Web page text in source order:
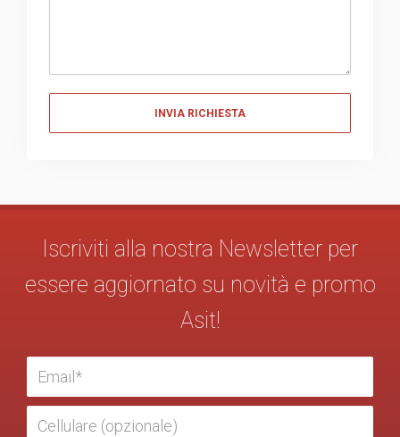
Iscriviti alla nostra Newsletter per
essere aggiornato su novità e promo
Asit!